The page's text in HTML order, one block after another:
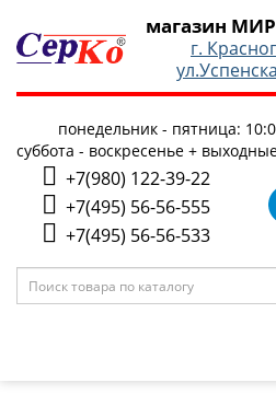
магазин
г.
понедельник - пятница:
суббота - воскресенье +
+7(980) 122-39-22
+7(495) 56-56-555
+7(495) 56-56-533